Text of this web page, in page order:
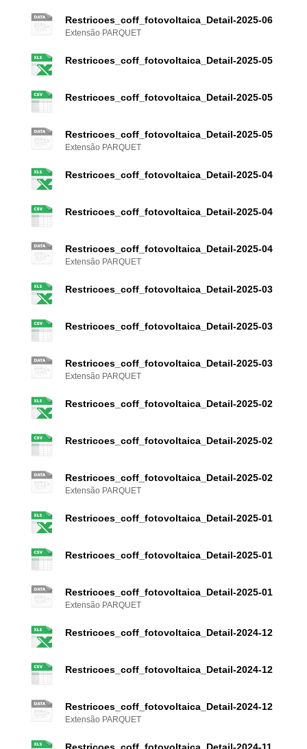
Restricoes_coff_fotovoltaica_Detail-2025-06
Extensão PARQUET
Restricoes_coff_fotovoltaica_Detail-2025-05
Restricoes_coff_fotovoltaica_Detail-2025-05
Restricoes_coff_fotovoltaica_Detail-2025-05
Extensão PARQUET
Restricoes_coff_fotovoltaica_Detail-2025-04
Restricoes_coff_fotovoltaica_Detail-2025-04
Restricoes_coff_fotovoltaica_Detail-2025-04
Extensão PARQUET
Restricoes_coff_fotovoltaica_Detail-2025-03
Restricoes_coff_fotovoltaica_Detail-2025-03
Restricoes_coff_fotovoltaica_Detail-2025-03
Extensão PARQUET
Restricoes_coff_fotovoltaica_Detail-2025-02
Restricoes_coff_fotovoltaica_Detail-2025-02
Restricoes_coff_fotovoltaica_Detail-2025-02
Extensão PARQUET
Restricoes_coff_fotovoltaica_Detail-2025-01
Restricoes_coff_fotovoltaica_Detail-2025-01
Restricoes_coff_fotovoltaica_Detail-2025-01
Extensão PARQUET
Restricoes_coff_fotovoltaica_Detail-2024-12
Restricoes_coff_fotovoltaica_Detail-2024-12
Restricoes_coff_fotovoltaica_Detail-2024-12
Extensão PARQUET
Restricoes_coff_fotovoltaica_Detail-2024-11